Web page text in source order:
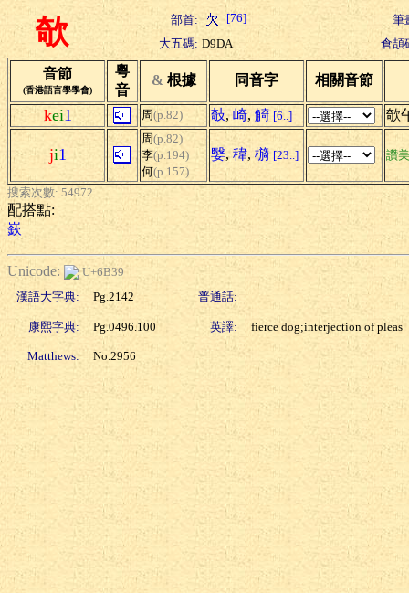
欹 部首: [76]
筆
大五碼: D9DA 倉頡
音節
(香港語言學學會)
粵
音
& 根據 同音字 相關音節
kei1 周(p.82) 攲, 崎, 觭 [6..] 欹
ji1
周(p.82)
李(p.194)
何(p.157)
嫛, 稦, 檹 [23..] 讚美
搜索次數: 54972
配搭點:
嶔
Unicode:
U+6B39
漢語大字典:
Pg.2142 普通話:
康熙字典: Pg.0496.100 英譯: fierce dog;interjection of pleas
Matthews: No.2956